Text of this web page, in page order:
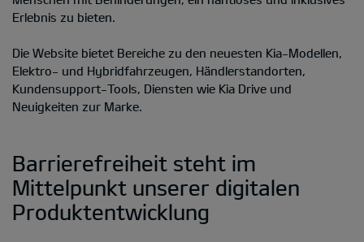
Erlebnis zu bieten.
Die Website bietet Bereiche zu den neuesten Kia-Modellen,
Elektro- und Hybridfahrzeugen, Händlerstandorten,
Kundensupport-Tools, Diensten wie Kia Drive und
Neuigkeiten zur Marke.
Barrierefreiheit steht im
Mittelpunkt unserer digitalen
Produktentwicklung